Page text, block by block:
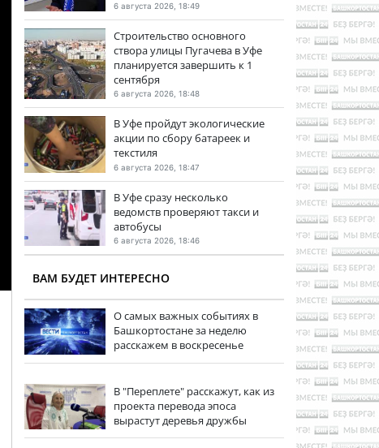
6 августа 2026, 18:49
Строительство основного
створа улицы Пугачева в Уфе
планируется завершить к 1
сентября
6 августа 2026, 18:48
В Уфе пройдут экологические
акции по сбору батареек и
текстиля
6 августа 2026, 18:47
В Уфе сразу несколько
ведомств проверяют такси и
автобусы
6 августа 2026, 18:46
ВАМ БУДЕТ ИНТЕРЕСНО
О самых важных событиях в
Башкортостане за неделю
расскажем в воскресенье
В "Переплете" расскажут, как из
проекта перевода эпоса
вырастут деревья дружбы